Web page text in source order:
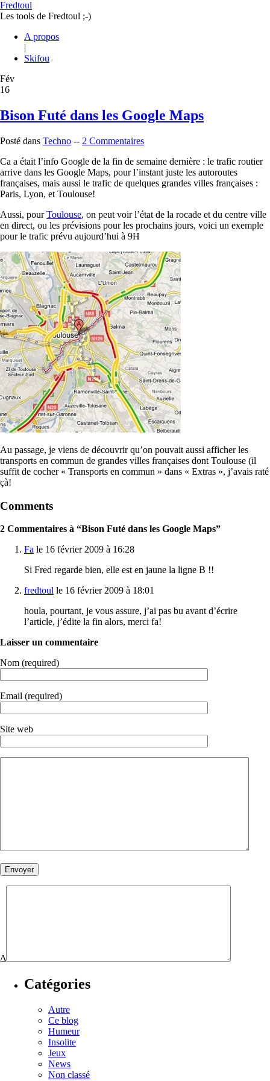
Fredtoul
Les tools de Fredtoul ;-)
A propos
|
Skifou
Fév
16
Bison Futé dans les Google Maps
Posté dans Techno -- 2 Commentaires
Ca a était l’info Google de la fin de semaine dernière : le trafic routier
arrive dans les Google Maps, pour l’instant juste les autoroutes
françaises, mais aussi le trafic de quelques grandes villes françaises :
Paris, Lyon, et Toulouse!
Aussi, pourToulouse, on peut voir l’état de la rocade et du centre ville
en direct, ou les prévisions pour les prochains jours, voici un exemple
pour le trafic prévu aujourd’hui à 9H
Au passage, je viens de découvrir qu’on pouvait aussi afficher les
transports en commun de grandes villes françaises dont Toulouse (il
suffit de cocher « Transports en commun » dans « Extras », j’avais raté
çà!
Comments
2 Commentaires à “Bison Futé dans les Google Maps”
Fa le 16 février 2009 à 16:28
Si Fred regarde bien, elle est en jaune la ligne B !!
fredtoul le 16 février 2009 à 18:01
houla, pourtant, je vous assure, j’ai pas bu avant d’écrire
l’article, j’édite la fin alors, merci fa!
Laisser un commentaire
Nom (required)
Email (required)
Site web
Δ
Catégories
Autre
Ce blog
Humeur
Insolite
Jeux
News
Non classé